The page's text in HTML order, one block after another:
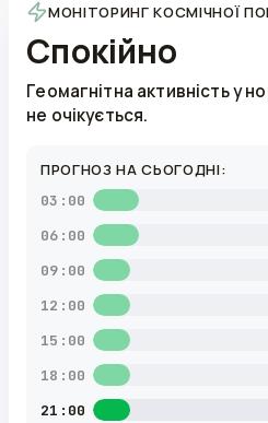
МОНІТОРИНГ КОСМІЧНОЇ
Спокійно
Геомагнітна активність у
не очікується.
ПРОГНОЗ НА СЬОГОДНІ:
03:00
06:00
09:00
12:00
15:00
18:00
21:00